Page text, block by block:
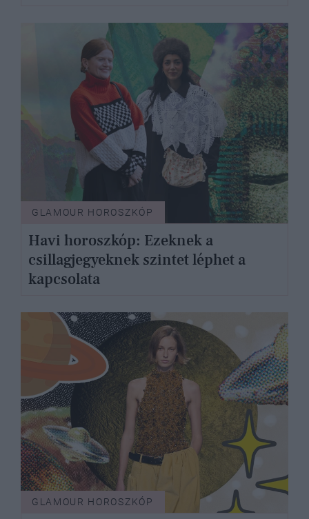
GLAMOUR HOROSZKÓP
Havi horoszkóp: Ezeknek a
csillagjegyeknek szintet léphet a
kapcsolata
GLAMOUR HOROSZKÓP